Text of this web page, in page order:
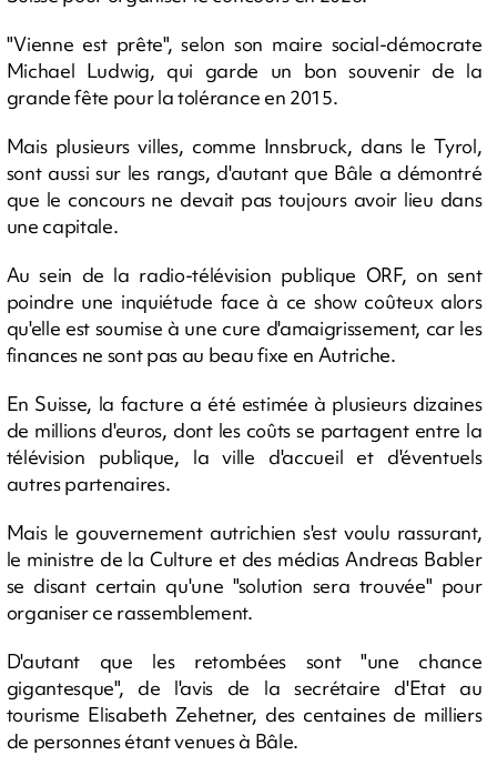
"Vienne est prête", selon son maire social-démocrate
Michael Ludwig, qui garde un bon souvenir de la
grande fête pour la tolérance en 2015.
Mais plusieurs villes, comme Innsbruck, dans le Tyrol,
sont aussi sur les rangs, d'autant que Bâle a démontré
que le concours ne devait pas toujours avoir lieu dans
une capitale.
Au sein de la radio-télévision publique ORF, on sent
poindre une inquiétude face à ce show coûteux alors
qu'elle est soumise à une cure d'amaigrissement, car les
finances ne sont pas au beau fixe en Autriche.
En Suisse, la facture a été estimée à plusieurs dizaines
de millions d'euros, dont les coûts se partagent entre la
télévision publique, la ville d'accueil et d'éventuels
autres partenaires.
Mais le gouvernement autrichien s'est voulu rassurant,
le ministre de la Culture et des médias Andreas Babler
se disant certain qu'une "solution sera trouvée" pour
organiser ce rassemblement.
D'autant que les retombées sont "une chance
gigantesque", de l'avis de la secrétaire d'Etat au
tourisme Elisabeth Zehetner, des centaines de milliers
de personnes étant venues à Bâle.